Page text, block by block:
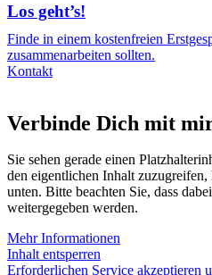
Los geht’s!
Finde in einem kostenfreien
zusammenarbeiten sollten.
Kontakt
Verbinde Dich mit
Sie sehen gerade einen
den eigentlichen Inhalt
unten. Bitte beachten Sie, dass
weitergegeben werden.
Mehr Informationen
Inhalt entsperren
Erforderlichen Service akzeptieren